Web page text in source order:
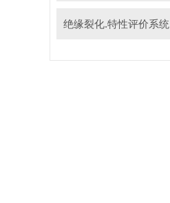
绝缘裂化.特性评价系统